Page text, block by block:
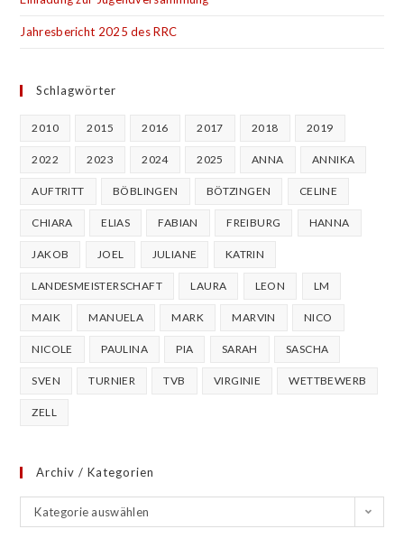
Jahresbericht 2025 des RRC
Schlagwörter
2010 2015 2016 2017 2018 2019
2022 2023 2024 2025 ANNA ANNIKA
AUFTRITT BÖBLINGEN BÖTZINGEN CELINE
CHIARA ELIAS FABIAN FREIBURG HANNA
JAKOB JOEL JULIANE KATRIN
LANDESMEISTERSCHAFT LAURA LEON LM
MAIK MANUELA MARK MARVIN NICO
NICOLE PAULINA PIA SARAH SASCHA
SVEN TURNIER TVB VIRGINIE WETTBEWERB
ZELL
Archiv / Kategorien
Kategorie auswählen